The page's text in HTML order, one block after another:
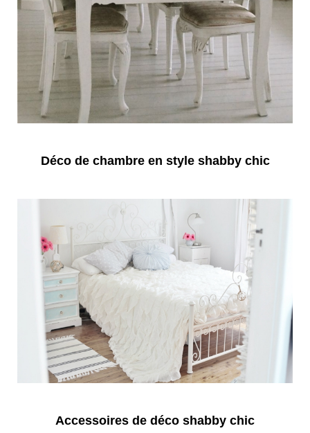
Déco de chambre en style shabby chic
Accessoires de déco shabby chic